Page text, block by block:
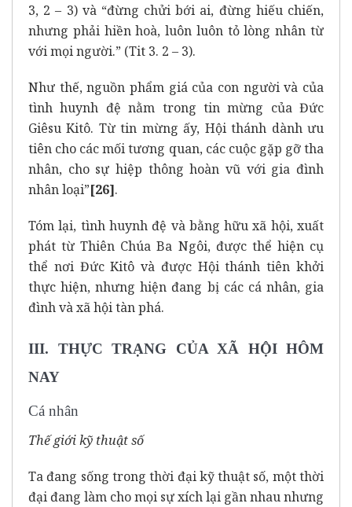
3, 2 – 3) và “đừng chửi bới ai, đừng hiếu chiến,
nhưng phải hiền hoà, luôn luôn tỏ lòng nhân từ
với mọi người.” (Tit 3. 2 – 3).
Như thế, nguồn phẩm giá của con người và của
tình huynh đệ nằm trong tin mừng của Đức
Giêsu Kitô. Từ tin mừng ấy, Hội thánh dành ưu
tiên cho các mối tương quan, các cuộc gặp gỡ tha
nhân, cho sự hiệp thông hoàn vũ với gia đình
nhân loại”[26].
Tóm lại, tình huynh đệ và bằng hữu xã hội, xuất
phát từ Thiên Chúa Ba Ngôi, được thể hiện cụ
thể nơi Đức Kitô và được Hội thánh tiên khởi
thực hiện, nhưng hiện đang bị các cá nhân, gia
đình và xã hội tàn phá.
III. THỰC TRẠNG CỦA XÃ HỘI HÔM
NAY
Cá nhân
Thế giới kỹ thuật số
Ta đang sống trong thời đại kỹ thuật số, một thời
đại đang làm cho mọi sự xích lại gần nhau nhưng